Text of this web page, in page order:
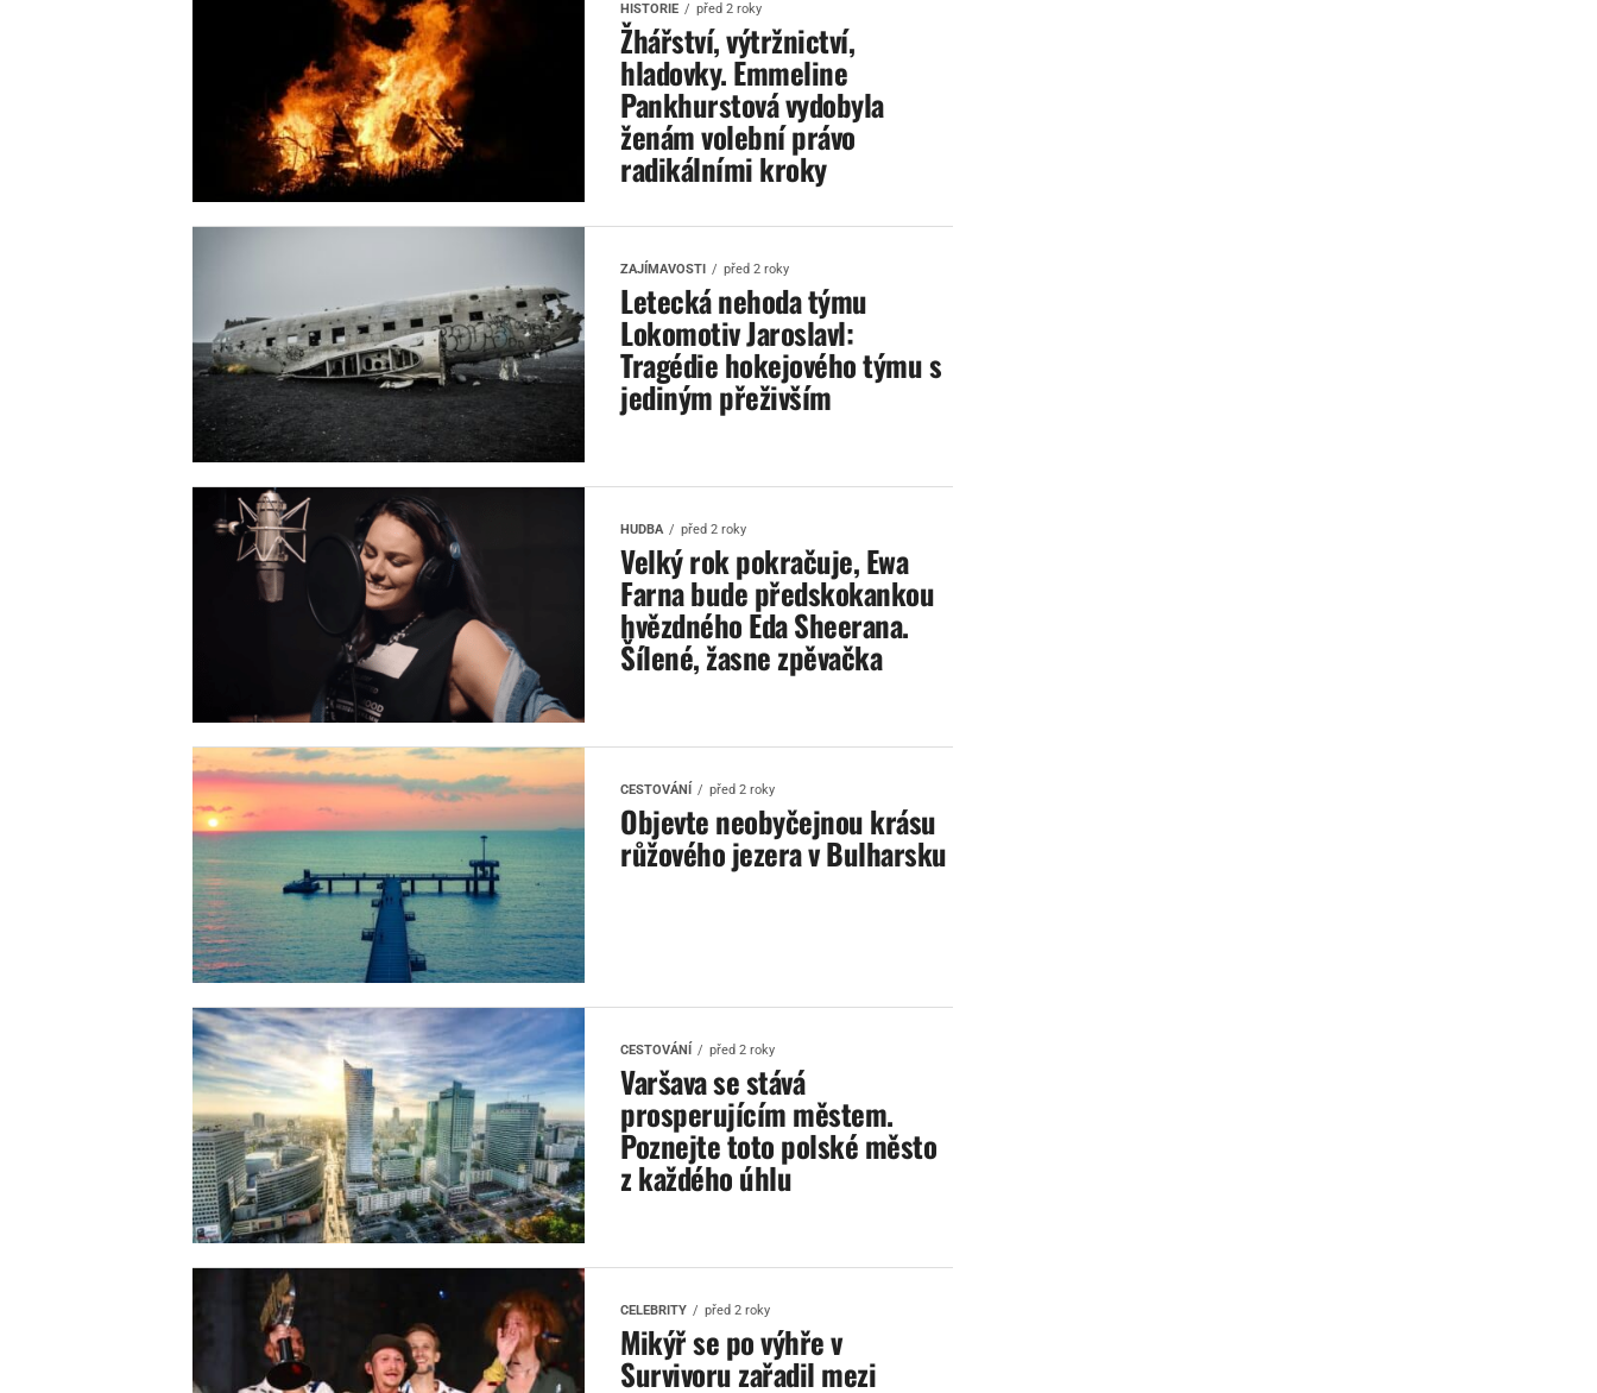
HISTORIE před 2 roky
Žhářství, výtržnictví,
hladovky. Emmeline
Pankhurstová vydobyla
ženám volební právo
radikálními kroky
ZAJÍMAVOSTI před 2 roky
Letecká nehoda týmu
Lokomotiv Jaroslavl:
Tragédie hokejového týmu s
jediným přeživším
HUDBA před 2 roky
Velký rok pokračuje, Ewa
Farna bude předskokankou
hvězdného Eda Sheerana.
Šílené, žasne zpěvačka
CESTOVÁNÍ před 2 roky
Objevte neobyčejnou krásu
růžového jezera v Bulharsku
CESTOVÁNÍ před 2 roky
Varšava se stává
prosperujícím městem.
Poznejte toto polské město
z každého úhlu
CELEBRITY před 2 roky
Mikýř se po výhře v
Survivoru zařadil mezi